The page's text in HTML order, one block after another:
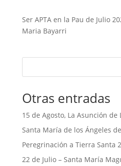
Ser APTA en la Pau de Julio
Maria Bayarri
Otras entradas
15 de Agosto, La Asunción de
Santa María de los Ángeles
Peregrinación a Tierra Santa
22 de Julio – Santa María